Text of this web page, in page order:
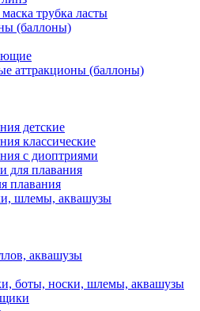
трубка ласты
(баллоны)
аттракционы (баллоны)
детские
классические
с диоптриями
для плавания
плавания
шлемы, аквашузы
аквашузы
боты, носки, шлемы, аквашузы